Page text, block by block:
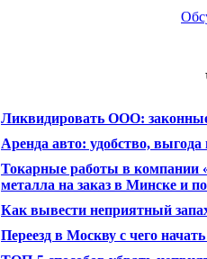
Ликвидировать ООО:
Аренда авто: удобство,
Токарные работы в компании
металла на заказ в Минске и
Как вывести неприятный
Переезд в Москву с чего начать